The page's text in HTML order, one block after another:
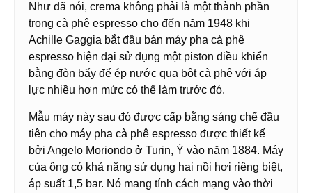
Như đã nói, crema không phải là một thành phần
trong cà phê espresso cho đến năm 1948 khi
Achille Gaggia bắt đầu bán máy pha cà phê
espresso hiện đại sử dụng một piston điều khiển
bằng đòn bẩy để ép nước qua bột cà phê với áp
lực nhiều hơn mức có thể làm trước đó.
Mẫu máy này sau đó được cấp bằng sáng chế đầu
tiên cho máy pha cà phê espresso được thiết kế
bởi Angelo Moriondo ở Turin, Ý vào năm 1884. Máy
của ông có khả năng sử dụng hai nồi hơi riêng biệt,
áp suất 1,5 bar. Nó mang tính cách mạng vào thời